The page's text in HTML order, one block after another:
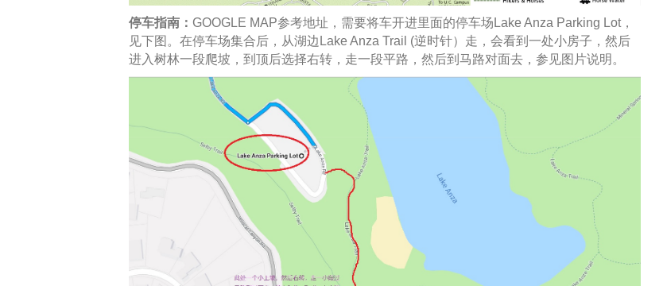
停车指南： GOOGLE MAP参考地址，需要将车开进里面的停车场Lake Anza Parking Lot，
见下图。在停车场集合后，从湖边Lake Anza Trail (逆时针）走，会看到一处小房子，然后
进入树林一段爬坡，到顶后选择右转，走一段平路，然后到马路对面去，参见图片说明。